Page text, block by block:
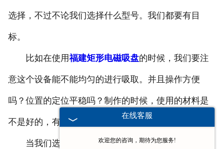
选择，不过不论我们选择什么型号。我们都要有目
标。
比如在使用福建矩形电磁吸盘的时候，我们要注
意这个设备能不能均匀的进行吸取。并且操作方便
吗？位置的定位平稳吗？制作的时候，使用的材料是
不是好的，有没有很好的耐磨性。
当我们选择想要使用矩形电磁吸盘的时候，一定
在线客服
欢迎您的咨询，期待为您服务!